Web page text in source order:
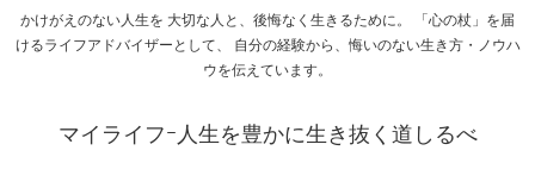
かけがえのない人生を 大切な人と、後悔なく生きるために。 「心の杖」を届
けるライフアドバイザーとして、 自分の経験から、悔いのない生き方・ノウハ
ウを伝えています。
マイライフｰ人生を豊かに生き抜く道しるべ